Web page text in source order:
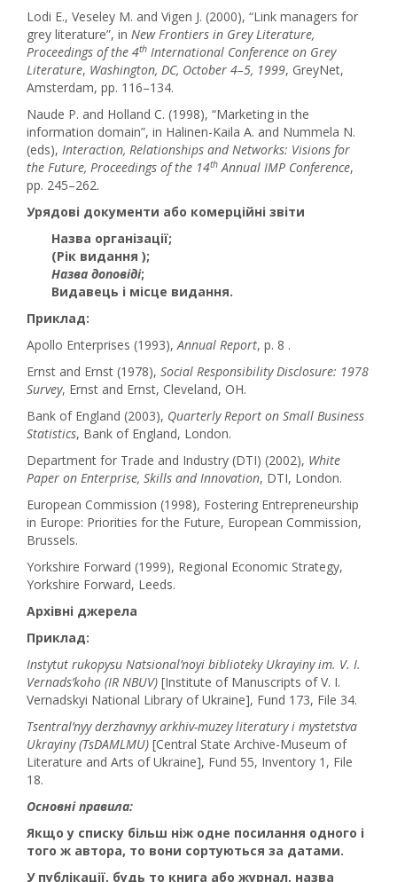
Lodi E., Veseley M. and Vigen J. (2000), “Link managers for
grey literature”, in New Frontiers in Grey Literature,
Proceedings of the 4th International Conference on Grey
Literature, Washington, DC, October 4–5, 1999, GreyNet,
Amsterdam, pp. 116–134.
Naude P. and Holland C. (1998), “Marketing in the
information domain”, in Halinen-Kaila A. and Nummela N.
(eds), Interaction, Relationships and Networks: Visions for
the Future, Proceedings of the 14th Annual IMP Conference,
pp. 245–262.
Урядові документи або комерційні звіти
Назва організації;
(Рік видання );
Назва доповіді;
Видавець і місце видання.
Приклад:
Apollo Enterprises (1993),Annual Report, p. 8 .
Ernst and Ernst (1978), Social Responsibility Disclosure: 1978
Survey, Ernst and Ernst, Cleveland, OH.
Bank of England (2003), Quarterly Report on Small Business
Statistics, Bank of England, London.
Department for Trade and Industry (DTI) (2002), White
Paper on Enterprise, Skills and Innovation, DTI, London.
European Commission (1998), Fostering Entrepreneurship
in Europe: Priorities for the Future, European Commission,
Brussels.
Yorkshire Forward (1999), Regional Economic Strategy,
Yorkshire Forward, Leeds.
Архівні джерела
Приклад:
Instytut rukopysu Natsional’noyi biblioteky Ukrayiny im. V. I.
Vernads’koho (IR NBUV) [Institute of Manuscripts of V. I.
Vernadskyi National Library of Ukraine], Fund 173, File 34.
Tsentral’nyy derzhavnyy arkhiv-muzey literatury i mystetstva
Ukrayiny (TsDAMLMU) [Central State Archive-Museum of
Literature and Arts of Ukraine], Fund 55, Inventory 1, File
18.
Основні правила:
Якщо у списку більш ніж одне посилання одного і
того ж автора, то вони сортуються за датами.
У публікації, будь то книга або журнал, назва